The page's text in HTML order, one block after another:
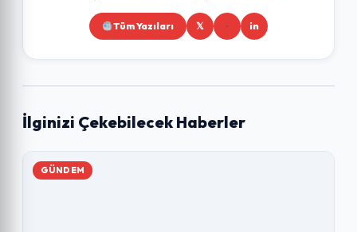
Tüm Yazıları 𝕏 in
İlginizi Çekebilecek Haberler
GÜNDEM